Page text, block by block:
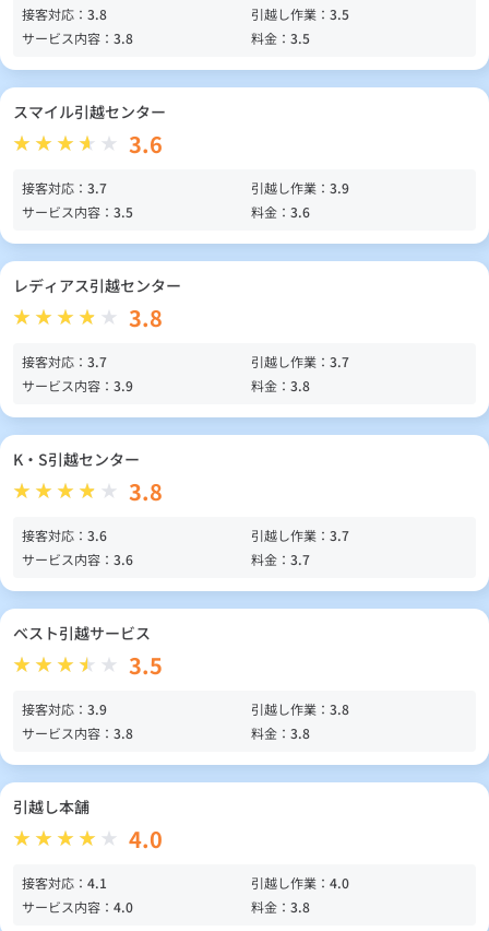
接客対応： 3.8 引越し作業： 3.5
サービス内容： 3.8 料金： 3.5
スマイル引越センター
3.6
接客対応： 3.7 引越し作業： 3.9
サービス内容： 3.5 料金： 3.6
レディアス引越センター
3.8
接客対応： 3.7 引越し作業： 3.7
サービス内容： 3.9 料金： 3.8
K・S引越センター
3.8
接客対応： 3.6 引越し作業： 3.7
サービス内容： 3.6 料金： 3.7
ベスト引越サービス
3.5
接客対応： 3.9 引越し作業： 3.8
サービス内容： 3.8 料金： 3.8
引越し本舗
4.0
接客対応： 4.1 引越し作業： 4.0
サービス内容： 4.0 料金： 3.8